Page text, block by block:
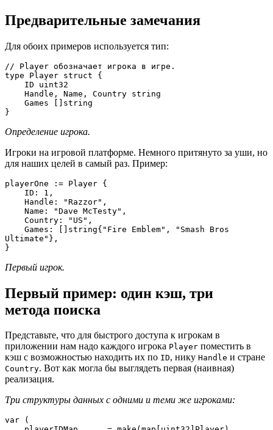
Предварительные замечания
Для обоих примеров используется тип:
// Player обозначает игрока в игре.
type Player struct {
}
Определение игрока.
Игроки на игровой платформе. Немного притянуто за уши, но
для наших целей в самый раз. Пример:
playerOne := Player {
Ultimate"},
}
Первый игрок.
Первый пример: один кэш, три
метода поиска
Представьте, что для быстрого доступа к игрокам в
приложении нам надо каждого игрока Player поместить в
кэш с возможностью находить их по ID, нику Handle и стране
Country. Вот как могла бы выглядеть первая (наивная)
реализация.
Три структуры данных с одними и теми же игроками:
var (